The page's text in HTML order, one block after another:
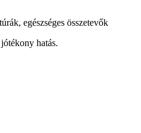
egészséges összetevők
hatás.